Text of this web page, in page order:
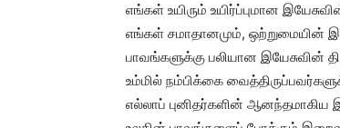
எங்கள் உயிரும் உயிர்ப்புமான
எங்கள் சமாதானமும், ஒற்றுமையின்
பாவங்களுக்கு பலியான இயேசுவின்
உம்மில் நம்பிக்கை
எல்லாப் புனிதர்களின் ஆனந்தமாகிய